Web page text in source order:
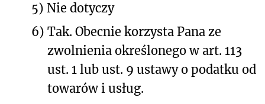
5) Nie dotyczy
6) Tak. Obecnie korzysta Pana ze
zwolnienia określonego w art. 113
ust. 1 lub ust. 9 ustawy o podatku od
towarów i usług.